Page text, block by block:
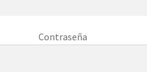
Contraseña